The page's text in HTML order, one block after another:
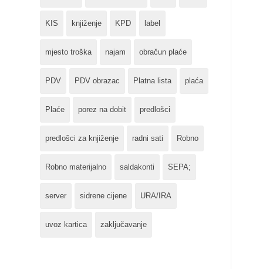
KIS knjiženje KPD label
mjesto troška najam obračun plaće
PDV PDV obrazac Platna lista plaća
Plaće porez na dobit predlošci
predlošci za knjiženje radni sati Robno
Robno materijalno saldakonti SEPA;
server sidrene cijene URA/IRA
uvoz kartica zaključavanje